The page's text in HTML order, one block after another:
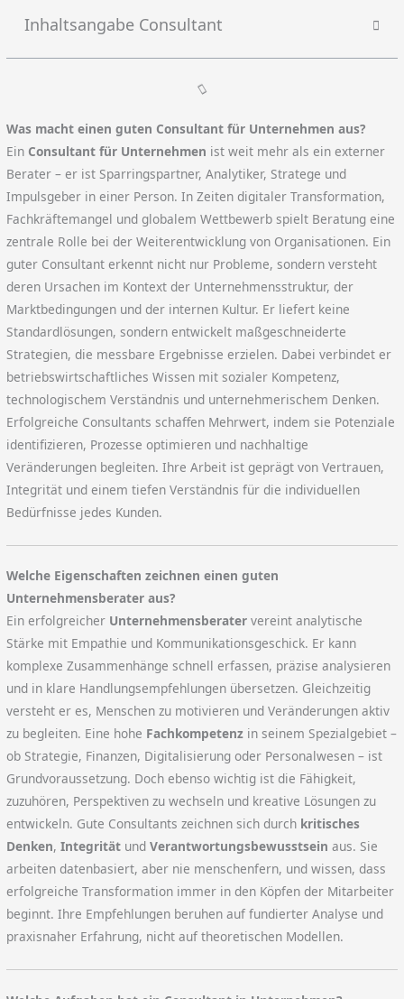
Inhaltsangabe Consultant
Was macht einen guten Consultant für Unternehmen aus?
Ein Consultant für Unternehmen ist weit mehr als ein externer
Berater – er ist Sparringspartner, Analytiker, Stratege und
Impulsgeber in einer Person. In Zeiten digitaler Transformation,
Fachkräftemangel und globalem Wettbewerb spielt Beratung eine
zentrale Rolle bei der Weiterentwicklung von Organisationen. Ein
guter Consultant erkennt nicht nur Probleme, sondern versteht
deren Ursachen im Kontext der Unternehmensstruktur, der
Marktbedingungen und der internen Kultur. Er liefert keine
Standardlösungen, sondern entwickelt maßgeschneiderte
Strategien, die messbare Ergebnisse erzielen. Dabei verbindet er
betriebswirtschaftliches Wissen mit sozialer Kompetenz,
technologischem Verständnis und unternehmerischem Denken.
Erfolgreiche Consultants schaffen Mehrwert, indem sie Potenziale
identifizieren, Prozesse optimieren und nachhaltige
Veränderungen begleiten. Ihre Arbeit ist geprägt von Vertrauen,
Integrität und einem tiefen Verständnis für die individuellen
Bedürfnisse jedes Kunden.
Welche Eigenschaften zeichnen einen guten
Unternehmensberater aus?
Ein erfolgreicher Unternehmensberater vereint analytische
Stärke mit Empathie und Kommunikationsgeschick. Er kann
komplexe Zusammenhänge schnell erfassen, präzise analysieren
und in klare Handlungsempfehlungen übersetzen. Gleichzeitig
versteht er es, Menschen zu motivieren und Veränderungen aktiv
zu begleiten. Eine hohe Fachkompetenz in seinem Spezialgebiet –
ob Strategie, Finanzen, Digitalisierung oder Personalwesen – ist
Grundvoraussetzung. Doch ebenso wichtig ist die Fähigkeit,
zuzuhören, Perspektiven zu wechseln und kreative Lösungen zu
entwickeln. Gute Consultants zeichnen sich durch kritisches
Denken,Integrität undVerantwortungsbewusstsein aus. Sie
arbeiten datenbasiert, aber nie menschenfern, und wissen, dass
erfolgreiche Transformation immer in den Köpfen der Mitarbeiter
beginnt. Ihre Empfehlungen beruhen auf fundierter Analyse und
praxisnaher Erfahrung, nicht auf theoretischen Modellen.